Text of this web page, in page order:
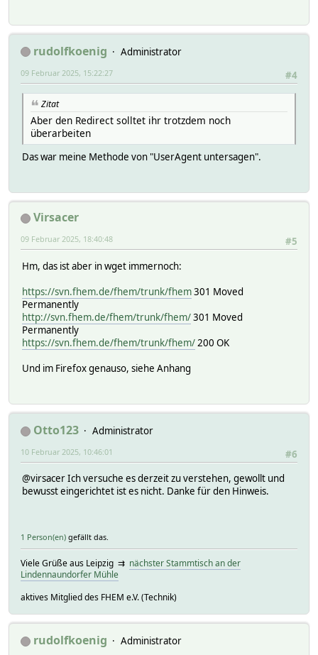
rudolfkoenig
Administrator
#4
09 Februar 2025, 15:22:27
Zitat
Aber den Redirect solltet ihr trotzdem noch
überarbeiten
Das war meine Methode von "UserAgent untersagen".
Virsacer
#5
09 Februar 2025, 18:40:48
Hm, das ist aber in wget immernoch:
https://svn.fhem.de/fhem/trunk/fhem301 Moved
Permanently
http://svn.fhem.de/fhem/trunk/fhem/301 Moved
Permanently
https://svn.fhem.de/fhem/trunk/fhem/ 200 OK
Und im Firefox genauso, siehe Anhang
Otto123
Administrator
#6
10 Februar 2025, 10:46:01
@virsacer Ich versuche es derzeit zu verstehen, gewollt und
bewusst eingerichtet ist es nicht. Danke für den Hinweis.
1 Person(en) gefällt das.
Viele Grüße aus Leipzig ⇉ nächster Stammtisch an der
Lindennaundorfer Mühle
aktives Mitglied des FHEM e.V. (Technik)
rudolfkoenig
Administrator